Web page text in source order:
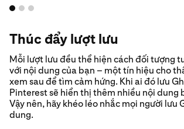
Thúc đẩy lượt lưu
Mỗi lượt lưu đều thể hiện cách đối tượng
với nội dung của bạn – một tín hiệu cho
xem sau để tìm cảm hứng. Khi ai đó lưu
Pinterest sẽ hiển thị thêm nhiều nội dung
Vậy nên, hãy khéo léo nhắc mọi người lưu
dung.